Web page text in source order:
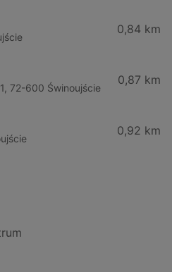
0,84 km
72-600 Świnoujście
0,87 km
0,92 km